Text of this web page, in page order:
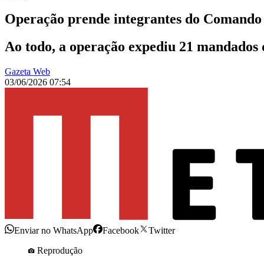
Operação prende integrantes do
Ao todo, a operação expediu 21
Gazeta Web
03/06/2026 07:54
Enviar no WhatsApp Facebook
Twitter
Reprodução